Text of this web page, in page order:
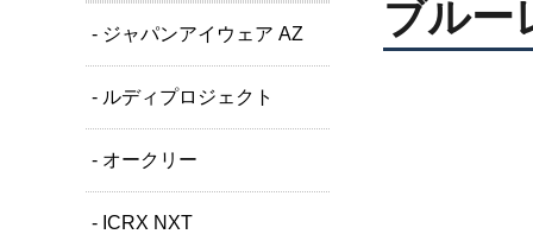
- ジャパンアイウェア AZ
- ルディプロジェクト
- オークリー
- ICRX NXT
ブルー